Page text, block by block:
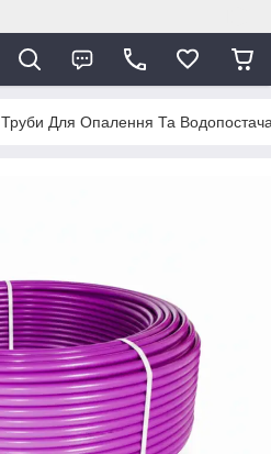
Труби Для Опалення Та